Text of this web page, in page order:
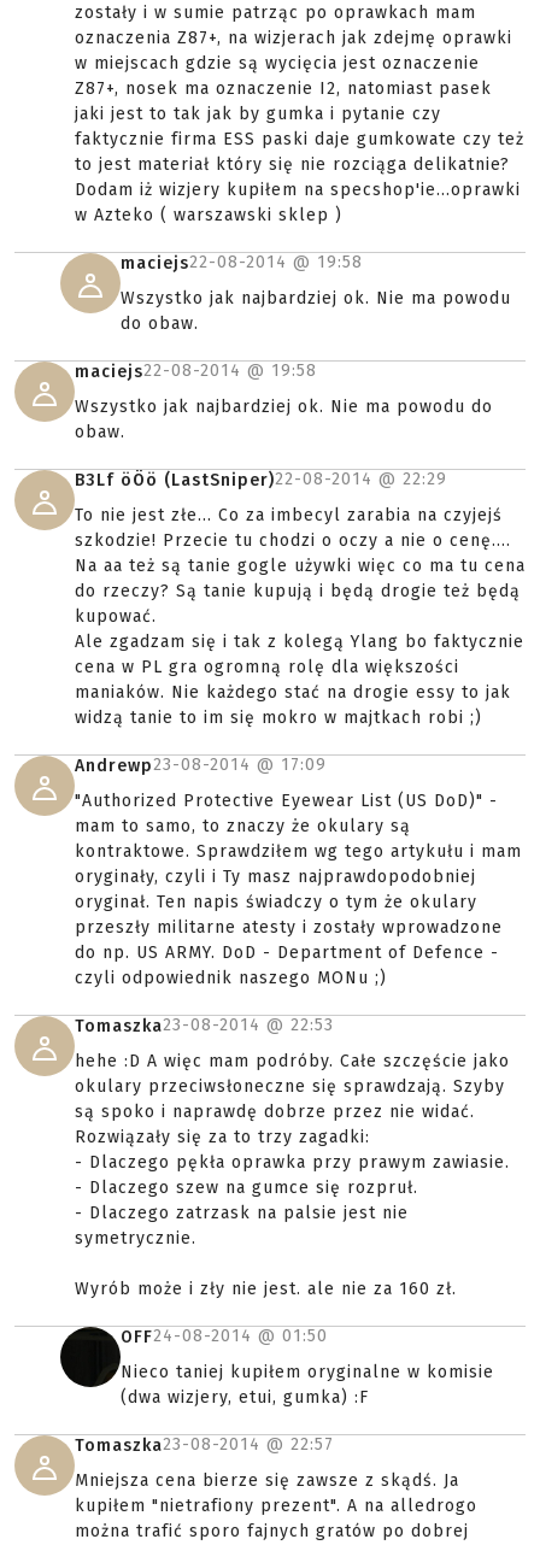
zostały i w sumie patrząc po oprawkach mam
oznaczenia Z87+, na wizjerach jak zdejmę oprawki
w miejscach gdzie są wycięcia jest oznaczenie
Z87+, nosek ma oznaczenie I2, natomiast pasek
jaki jest to tak jak by gumka i pytanie czy
faktycznie firma ESS paski daje gumkowate czy też
to jest materiał który się nie rozciąga delikatnie?
Dodam iż wizjery kupiłem na specshop'ie...oprawki
w Azteko ( warszawski sklep )
maciejs22-08-2014 @ 19:58
Wszystko jak najbardziej ok. Nie ma powodu
do obaw.
maciejs22-08-2014 @ 19:58
Wszystko jak najbardziej ok. Nie ma powodu do
obaw.
B3Lf öÖö (LastSniper)22-08-2014 @ 22:29
To nie jest złe... Co za imbecyl zarabia na czyjejś
szkodzie! Przecie tu chodzi o oczy a nie o cenę....
Na aa też są tanie gogle używki więc co ma tu cena
do rzeczy? Są tanie kupują i będą drogie też będą
kupować.
Ale zgadzam się i tak z kolegą Ylang bo faktycznie
cena w PL gra ogromną rolę dla większości
maniaków. Nie każdego stać na drogie essy to jak
widzą tanie to im się mokro w majtkach robi ;)
Andrewp23-08-2014 @ 17:09
"Authorized Protective Eyewear List (US DoD)" -
mam to samo, to znaczy że okulary są
kontraktowe. Sprawdziłem wg tego artykułu i mam
oryginały, czyli i Ty masz najprawdopodobniej
oryginał. Ten napis świadczy o tym że okulary
przeszły militarne atesty i zostały wprowadzone
do np. US ARMY. DoD - Department of Defence -
czyli odpowiednik naszego MONu ;)
Tomaszka23-08-2014 @ 22:53
hehe :D A więc mam podróby. Całe szczęście jako
okulary przeciwsłoneczne się sprawdzają. Szyby
są spoko i naprawdę dobrze przez nie widać.
Rozwiązały się za to trzy zagadki:
- Dlaczego pękła oprawka przy prawym zawiasie.
- Dlaczego szew na gumce się rozpruł.
- Dlaczego zatrzask na palsie jest nie
symetrycznie.
Wyrób może i zły nie jest. ale nie za 160 zł.
OFF24-08-2014 @ 01:50
Nieco taniej kupiłem oryginalne w komisie
(dwa wizjery, etui, gumka) :F
Tomaszka23-08-2014 @ 22:57
Mniejsza cena bierze się zawsze z skądś. Ja
kupiłem "nietrafiony prezent". A na alledrogo
można trafić sporo fajnych gratów po dobrej